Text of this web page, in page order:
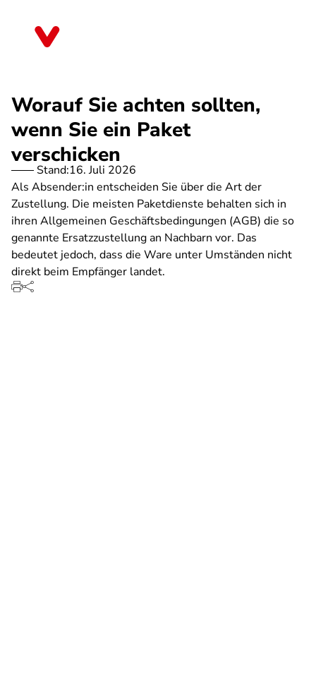
Worauf Sie achten sollten,
wenn Sie ein Paket
verschicken
Stand:16. Juli 2026
Als Absender:in entscheiden Sie über die Art der
Zustellung. Die meisten Paketdienste behalten sich in
ihren Allgemeinen Geschäftsbedingungen (AGB) die so
genannte Ersatzzustellung an Nachbarn vor. Das
bedeutet jedoch, dass die Ware unter Umständen nicht
direkt beim Empfänger landet.